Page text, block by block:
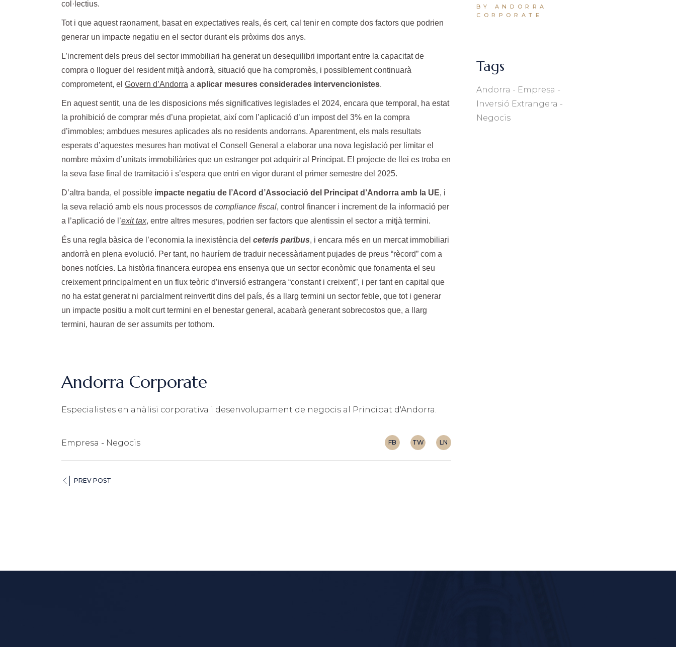
col·lectius.
Tot i que aquest raonament, basat en expectatives reals, és cert, cal tenir en compte dos factors que podrien
generar un impacte negatiu en el sector durant els pròxims dos anys.
L’increment dels preus del sector immobiliari ha generat un desequilibri important entre la capacitat de
compra o lloguer del resident mitjà andorrà, situació que ha compromès, i possiblement continuarà
comprometent, el Govern d’Andorra a aplicar mesures considerades intervencionistes.
En aquest sentit, una de les disposicions més significatives legislades el 2024, encara que temporal, ha estat
la prohibició de comprar més d’una propietat, així com l’aplicació d’un impost del 3% en la compra
d’immobles; ambdues mesures aplicades als no residents andorrans. Aparentment, els mals resultats
esperats d’aquestes mesures han motivat el Consell General a elaborar una nova legislació per limitar el
nombre màxim d’unitats immobiliàries que un estranger pot adquirir al Principat. El projecte de llei es troba en
la seva fase final de tramitació i s’espera que entri en vigor durant el primer semestre del 2025.
D’altra banda, el possible impacte negatiu de l’Acord d’Associació del Principat d’Andorra amb la UE, i
la seva relació amb els nous processos de compliance fiscal, control financer i increment de la informació per
a l’aplicació de l’exit tax, entre altres mesures, podrien ser factors que alentissin el sector a mitjà termini.
És una regla bàsica de l’economia la inexistència del ceteris paribus, i encara més en un mercat immobiliari
andorrà en plena evolució. Per tant, no hauríem de traduir necessàriament pujades de preus “rècord” com a
bones notícies. La història financera europea ens ensenya que un sector econòmic que fonamenta el seu
creixement principalment en un flux teòric d’inversió estrangera “constant i creixent”, i per tant en capital que
no ha estat generat ni parcialment reinvertit dins del país, és a llarg termini un sector feble, que tot i generar
un impacte positiu a molt curt termini en el benestar general, acabarà generant sobrecostos que, a llarg
termini, hauran de ser assumits per tothom.
Andorra Corporate
Especialistes en anàlisi corporativa i desenvolupament de negocis al Principat d'Andorra.
Empresa Negocis FB TW LN
PREV POST
BY ANDORRA
CORPORATE
Tags
Andorra
Empresa
Inversió Extrangera
Negocis